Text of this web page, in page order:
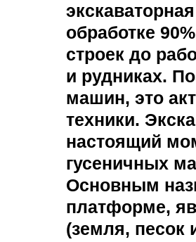
обработке
строек до
и рудниках.
машин, это
техники.
настоящий
гусеничных
Основным
платформе,
(земля, песок